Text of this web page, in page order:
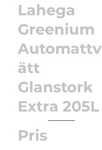
Lahega
Greenium
Automattv
ätt
Glanstork
Extra 205L
Pris